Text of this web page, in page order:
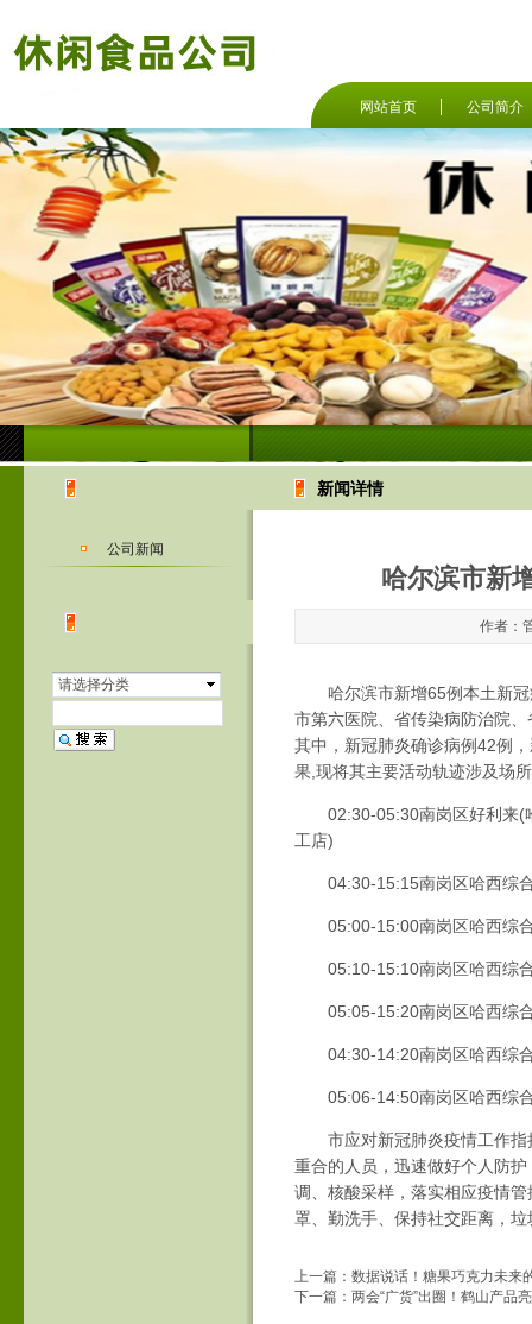
网站首页 公司简介
请选择分类
公司新闻
新闻详情
哈尔滨市新
作者：
哈尔滨市新增65例本土新
市第六医院、省传染病防治院
其中，新冠肺炎确诊病例42例
果,现将其主要活动轨迹涉及场
02:30-05:30南岗区好利来(哈
工店)
04:30-15:15南岗区哈西综合
05:00-15:00南岗区哈西综合
05:10-15:10南岗区哈西综合
05:05-15:20南岗区哈西综合
04:30-14:20南岗区哈西综合
05:06-14:50南岗区哈西综合
市应对新冠肺炎疫情工作指
重合的人员，迅速做好个人防
调、核酸采样，落实相应疫情
罩、勤洗手、保持社交距离，
上一篇： 数据说话！糖果巧克力未来
下一篇： 两会“广货”出圈！鹤山产品